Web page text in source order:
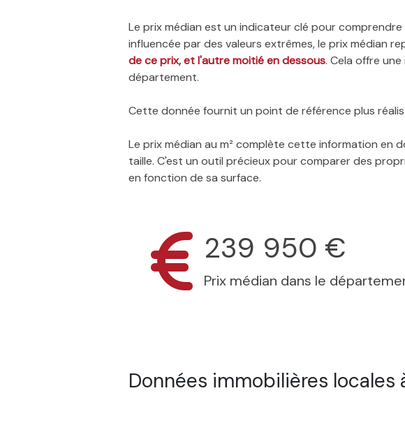
Le prix médian est un indicateur clé pour
influencée par des valeurs extrêmes, le prix médian
de ce prix, et l'autre moitié en dessous. Cela offre
département.
Cette donnée fournit un point de référence plus
Le prix médian au m² complète cette information en
taille. C'est un outil précieux pour comparer des
en fonction de sa surface.
239 950 €
Prix médian dans le
Données immobilières